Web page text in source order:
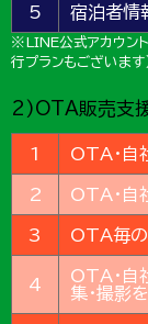
5 宿泊者情
※LINE公式アカウン
行プランもございます
2)OTA販売支
1 OTA・自
2 OTA・自
3 OTA毎の
4
OTA・自
集・撮影